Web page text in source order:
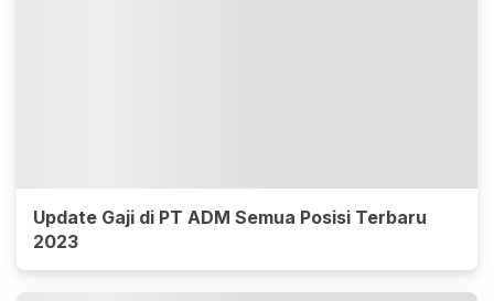
Update Gaji di PT ADM Semua Posisi Terbaru
2023